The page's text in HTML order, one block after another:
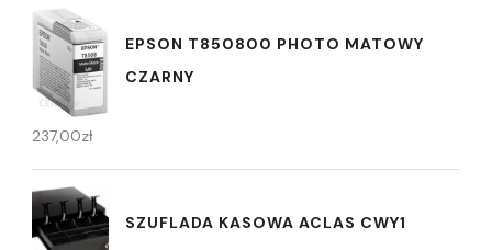
EPSON T850800 PHOTO MATOWY
CZARNY
237,00zł
SZUFLADA KASOWA ACLAS CWY1